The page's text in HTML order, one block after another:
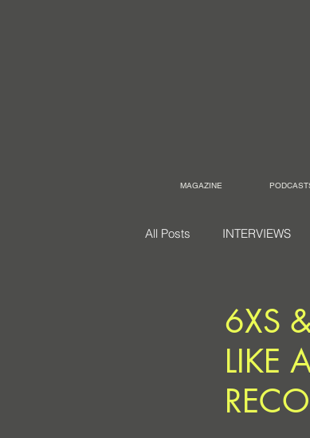
MAGAZINE
All Posts INTERVIEWS
6XS
LIKE